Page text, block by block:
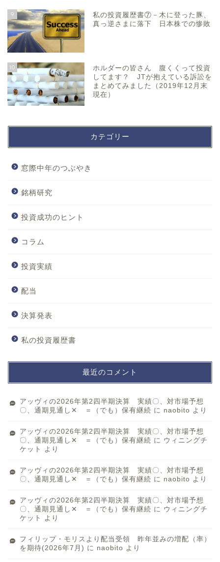
9
私の投資履歴書⑦－木に登った豚、
真っ逆さまに落下 日本株での惨敗
10
ホルダーの皆さん 腹くくって投資
してます？ JTが抱えている訴訟を
まとめてみました（2019年12月末
現在）
カテゴリー
窓際中年のつぶやき
銘柄研究
投資成功のヒント
コラム
投資実績
配当
決算発表
私の投資履歴書
最近のコメント
アッヴィの2026年第2四半期決算 実績〇、対市場予想
〇、通期見通し✕ ＝（でも）保有継続 に naobito より
アッヴィの2026年第2四半期決算 実績〇、対市場予想
〇、通期見通し✕ ＝（でも）保有継続 に ウィニングチ
ケット
より
アッヴィの2026年第2四半期決算 実績〇、対市場予想
〇、通期見通し✕ ＝（でも）保有継続 に naobito より
アッヴィの2026年第2四半期決算 実績〇、対市場予想
〇、通期見通し✕ ＝（でも）保有継続 に ウィニングチ
ケット
より
フィリップ・モリスより配当受領 昨年並みの増配（率）
を期待(2026年7月) に naobito より